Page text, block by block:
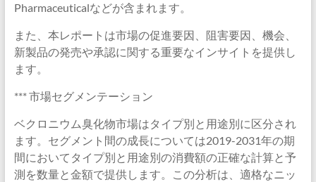
Pharmaceuticalなどが含まれます。
また、本レポートは市場の促進要因、阻害要因、機会、
新製品の発売や承認に関する重要なインサイトを提供し
ます。
*** 市場セグメンテーション
ベクロニウム臭化物市場はタイプ別と用途別に区分され
ます。セグメント間の成長については2019-2031年の期
間においてタイプ別と用途別の消費額の正確な計算と予
測を数量と金額で提供します。この分析は、適格なニッ